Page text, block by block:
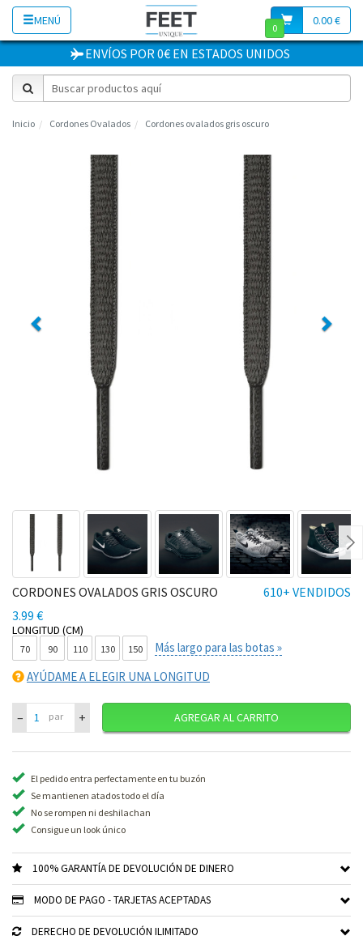
MENÚ 0.00 €
0
ENVÍOS POR 0€ EN ESTADOS UNIDOS
Inicio Cordones Ovalados Cordones ovalados gris oscuro
Previous
610+ VENDIDOS
CORDONES OVALADOS GRIS OSCURO
3.99 €
LONGITUD (CM)
70 90 110 130 150
Más largo para las botas »
AYÚDAME A ELEGIR UNA LONGITUD
– par + AGREGAR AL CARRITO
El pedido entra perfectamente en tu buzón
Se mantienen atados todo el día
No se rompen ni deshilachan
Consigue un look único
100% GARANTÍA DE DEVOLUCIÓN DE DINERO
MODO DE PAGO - TARJETAS ACEPTADAS
DERECHO DE DEVOLUCIÓN ILIMITADO